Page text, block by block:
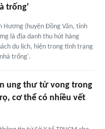
trống'
Hương (huyện Đồng Văn, tỉnh
là địa danh thu hút hàng
du lịch, hiện trong tình trạng
trống'.
ung thư tử vong trong
cơ thể có nhiều vết